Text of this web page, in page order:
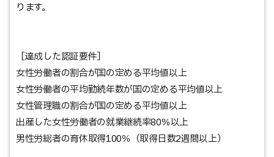
ります。
［達成した認証要件］
女性労働者の割合が国の定める平均値以上
女性労働者の平均勤続年数が国の定める平均値以上
女性管理職の割合が国の定める平均値以上
出産した女性労働者の就業継続率80％以上
男性労総者の育休取得100％（取得日数2週間以上）